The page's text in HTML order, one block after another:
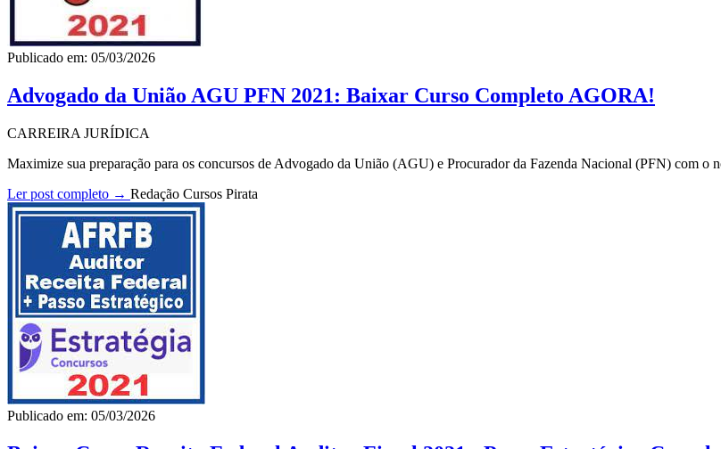
Publicado em: 05/03/2026
Advogado da União AGU PFN 2021: Baixar Curso Completo AGORA!
CARREIRA JURÍDICA
Maximize sua preparação para os concursos de Advogado da União (AGU) e Procurador da Fazenda Nacional (PFN) com
Ler post completo → Redação Cursos Pirata
Publicado em: 05/03/2026